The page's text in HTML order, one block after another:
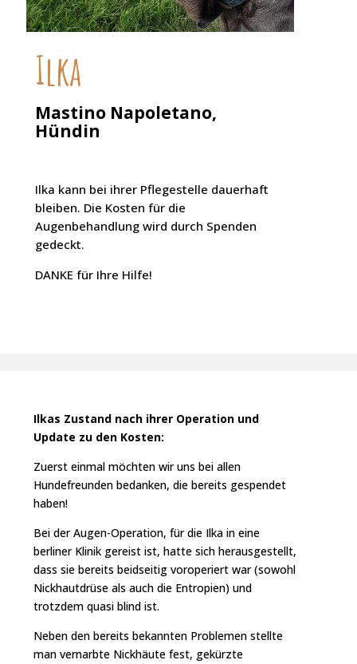
Ilka
Mastino Napoletano,
Hündin
Ilka kann bei ihrer Pflegestelle dauerhaft
bleiben. Die Kosten für die
Augenbehandlung wird durch Spenden
gedeckt.
DANKE für Ihre Hilfe!
Ilkas Zustand nach ihrer Operation und
Update zu den Kosten:
Zuerst einmal möchten wir uns bei allen
Hundefreunden bedanken, die bereits gespendet
haben!
Bei der Augen-Operation, für die Ilka in eine
berliner Klinik gereist ist, hatte sich herausgestellt,
dass sie bereits beidseitig voroperiert war (sowohl
Nickhautdrüse als auch die Entropien) und
trotzdem quasi blind ist.
Neben den bereits bekannten Problemen stellte
man vernarbte Nickhäute fest, gekürzte